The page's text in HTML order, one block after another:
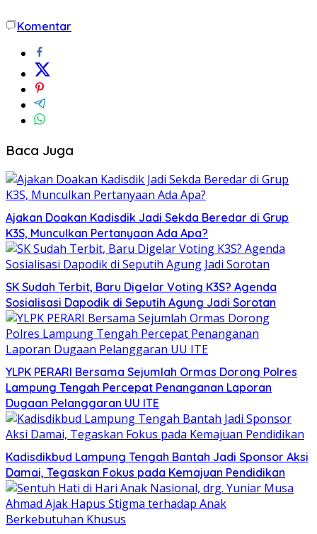
Komentar
Baca Juga
Ajakan Doakan Kadisdik Jadi Sekda Beredar di Grup
K3S, Munculkan Pertanyaan Ada Apa?
SK Sudah Terbit, Baru Digelar Voting K3S? Agenda
Sosialisasi Dapodik di Seputih Agung Jadi Sorotan
YLPK PERARI Bersama Sejumlah Ormas Dorong Polres
Lampung Tengah Percepat Penanganan Laporan
Dugaan Pelanggaran UU ITE
Kadisdikbud Lampung Tengah Bantah Jadi Sponsor Aksi
Damai, Tegaskan Fokus pada Kemajuan Pendidikan